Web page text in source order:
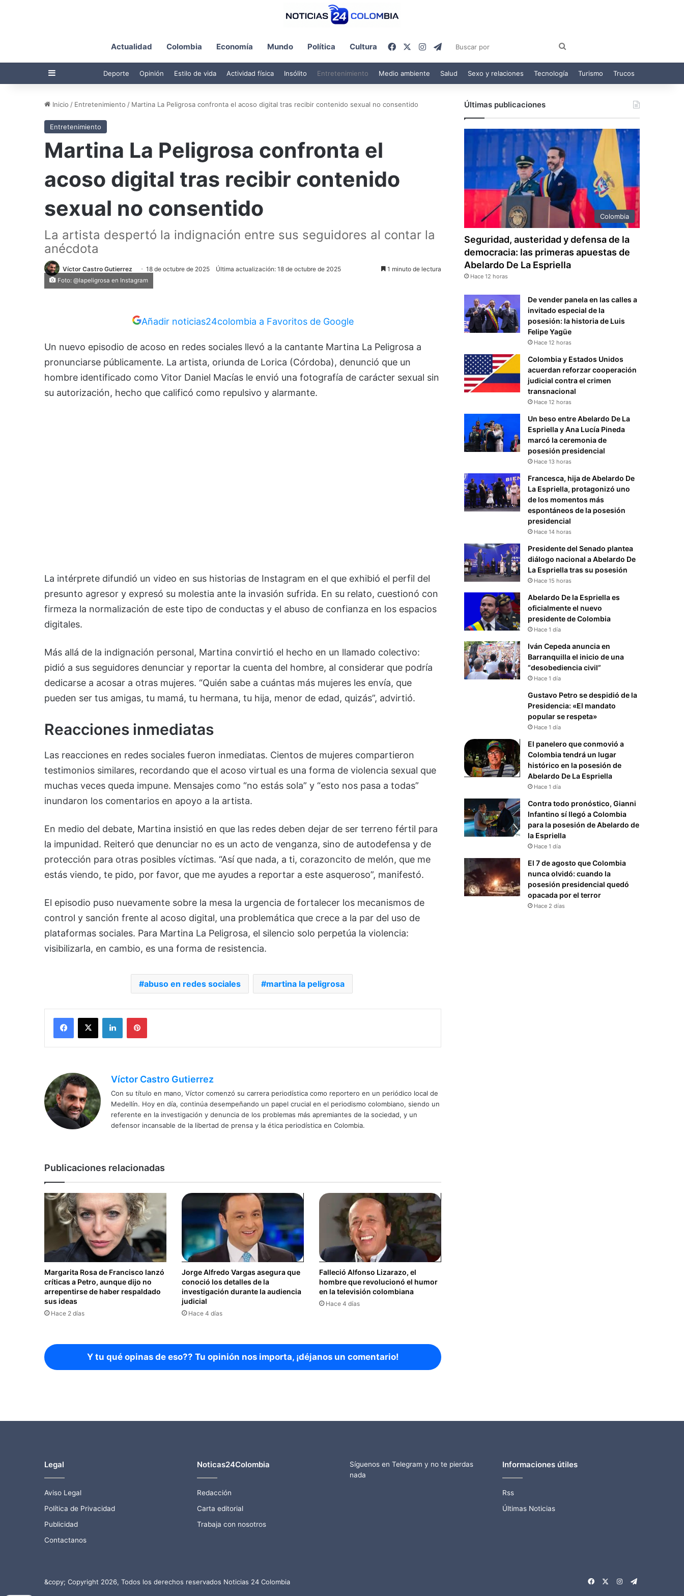
Actualidad Colombia Economía Mundo Política Cultura FacebookInstagram
Telegram
por
Barra lateral Deporte Opinión Estilo de vida Actividad física Insólito Entretenimiento Medio ambiente Salud Sexo y relaciones Tecnología Turismo Trucos
Inicio / Entretenimiento / Martina La Peligrosa confronta el acoso digital tras recibir contenido sexual no consentido
Entretenimiento
Martina La Peligrosa confronta el
acoso digital tras recibir contenido
sexual no consentido
La artista despertó la indignación entre sus seguidores al contar la
anécdota
Víctor Castro Gutierrez 18 de octubre de 2025 Última actualización: 18 de octubre de 2025 1 minuto de lectura
Foto: @lapeligrosa en Instagram
Añadir noticias24colombia a Favoritos de Google
Un nuevo episodio de acoso en redes sociales llevó a la cantante Martina La Peligrosa a
pronunciarse públicamente. La artista, oriunda de Lorica (Córdoba), denunció que un
hombre identificado como Vitor Daniel Macías le envió una fotografía de carácter sexual sin
su autorización, hecho que calificó como repulsivo y alarmante.
La intérprete difundió un video en sus historias de Instagram en el que exhibió el perfil del
presunto agresor y expresó su molestia ante la invasión sufrida. En su relato, cuestionó con
firmeza la normalización de este tipo de conductas y el abuso de confianza en los espacios
digitales.
Más allá de la indignación personal, Martina convirtió el hecho en un llamado colectivo:
pidió a sus seguidores denunciar y reportar la cuenta del hombre, al considerar que podría
dedicarse a acosar a otras mujeres. “Quién sabe a cuántas más mujeres les envía, que
pueden ser tus amigas, tu mamá, tu hermana, tu hija, menor de edad, quizás”, advirtió.
Reacciones inmediatas
Las reacciones en redes sociales fueron inmediatas. Cientos de mujeres compartieron
testimonios similares, recordando que el acoso virtual es una forma de violencia sexual que
muchas veces queda impune. Mensajes como “no estás sola” y “esto nos pasa a todas”
inundaron los comentarios en apoyo a la artista.
En medio del debate, Martina insistió en que las redes deben dejar de ser terreno fértil para
la impunidad. Reiteró que denunciar no es un acto de venganza, sino de autodefensa y de
protección para otras posibles víctimas. “Así que nada, a ti, corazoncito de melón, que me
estás viendo, te pido, por favor, que me ayudes a reportar a este asqueroso”, manifestó.
El episodio puso nuevamente sobre la mesa la urgencia de fortalecer los mecanismos de
control y sanción frente al acoso digital, una problemática que crece a la par del uso de
plataformas sociales. Para Martina La Peligrosa, el silencio solo perpetúa la violencia:
visibilizarla, en cambio, es una forma de resistencia.
abuso en redes sociales martina la peligrosa
Facebook
X LinkedInPinterest
Víctor Castro Gutierrez
Con su título en mano, Víctor comenzó su carrera periodística como reportero en un periódico local de
Medellín. Hoy en día, continúa desempeñando un papel crucial en el periodismo colombiano, siendo un
referente en la investigación y denuncia de los problemas más apremiantes de la sociedad, y un
defensor incansable de la libertad de prensa y la ética periodística en Colombia.
Publicaciones relacionadas
Margarita Rosa de Francisco lanzó
críticas a Petro, aunque dijo no
arrepentirse de haber respaldado
sus ideas
Hace 2 días
Jorge Alfredo Vargas asegura que
conoció los detalles de la
investigación durante la audiencia
judicial
Hace 4 días
Falleció Alfonso Lizarazo, el
hombre que revolucionó el humor
en la televisión colombiana
Hace 4 días
Y tu qué opinas de eso?? Tu opinión nos importa, ¡déjanos un comentario!
Últimas publicaciones
Colombia
Seguridad, austeridad y defensa de la
democracia: las primeras apuestas de
Abelardo De La Espriella
Hace 12 horas
De vender panela en las calles a
invitado especial de la
posesión: la historia de Luis
Felipe Yagüe
Hace 12 horas
Colombia y Estados Unidos
acuerdan reforzar cooperación
judicial contra el crimen
transnacional
Hace 12 horas
Un beso entre Abelardo De La
Espriella y Ana Lucía Pineda
marcó la ceremonia de
posesión presidencial
Hace 13 horas
Francesca, hija de Abelardo De
La Espriella, protagonizó uno
de los momentos más
espontáneos de la posesión
presidencial
Hace 14 horas
Presidente del Senado plantea
diálogo nacional a Abelardo De
La Espriella tras su posesión
Hace 15 horas
Abelardo De la Espriella es
oficialmente el nuevo
presidente de Colombia
Hace 1 día
Iván Cepeda anuncia en
Barranquilla el inicio de una
“desobediencia civil”
Hace 1 día
Gustavo Petro se despidió de la
Presidencia: «El mandato
popular se respeta»
Hace 1 día
El panelero que conmovió a
Colombia tendrá un lugar
histórico en la posesión de
Abelardo De La Espriella
Hace 1 día
Contra todo pronóstico, Gianni
Infantino sí llegó a Colombia
para la posesión de Abelardo de
la Espriella
Hace 1 día
El 7 de agosto que Colombia
nunca olvidó: cuando la
posesión presidencial quedó
opacada por el terror
Hace 2 días
Legal
Aviso Legal
Política de Privacidad
Publicidad
Contactanos
Noticas24Colombia
Redacción
Carta editorial
Trabaja con nosotros
Síguenos en Telegram y no te pierdas
nada
Informaciones útiles
Rss
Últimas Noticias
&copy; Copyright 2026, Todos los derechos reservados Noticias 24 Colombia Facebook
X InstagramTelegram